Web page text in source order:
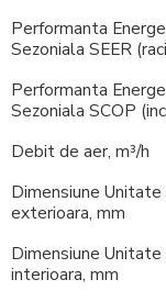
Performanta
Sezoniala SEER (
Performanta
Sezoniala SCOP (
Debit de aer, m³/h
Dimensiune Unitate
exterioara, mm
Dimensiune Unitate
interioara, mm